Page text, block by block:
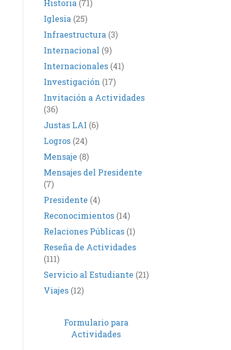
Historia (71)
Iglesia (25)
Infraestructura (3)
Internacional (9)
Internacionales(41)
Investigación (17)
Invitación a Actividades
(36)
Justas LAI (6)
Logros(24)
Mensaje (8)
Mensajes del Presidente
(7)
Presidente (4)
Reconocimientos(14)
Relaciones Públicas(1)
Reseña de Actividades
(111)
Servicio al Estudiante (21)
Viajes(12)
Formulario para
Actividades